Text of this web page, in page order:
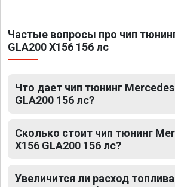
Частые вопросы про чип
GLA200 X156 156 лс
Что дает чип тюнинг Mercedes
GLA200 156 лс?
Сколько стоит чип тюнинг
X156 GLA200 156 лс?
Увеличится ли расход